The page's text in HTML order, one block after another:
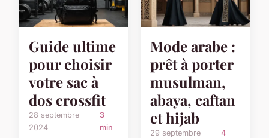
Guide ultime
pour choisir
votre sac à
dos crossfit
28 septembre
2024
3
min
Mode arabe :
prêt à porter
musulman,
abaya, caftan
et hijab
29 septembre
4